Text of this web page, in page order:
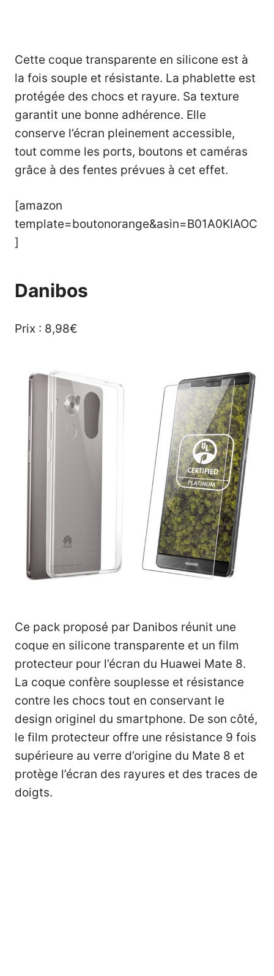
Cette coque transparente en silicone est à
la fois souple et résistante. La phablette est
protégée des chocs et rayure. Sa texture
garantit une bonne adhérence. Elle
conserve l’écran pleinement accessible,
tout comme les ports, boutons et caméras
grâce à des fentes prévues à cet effet.
[amazon
template=boutonorange&asin=B01A0KIAOC
]
Danibos
Prix : 8,98€
Ce pack proposé par Danibos réunit une
coque en silicone transparente et un film
protecteur pour l’écran du Huawei Mate 8.
La coque confère souplesse et résistance
contre les chocs tout en conservant le
design originel du smartphone. De son côté,
le film protecteur offre une résistance 9 fois
supérieure au verre d’origine du Mate 8 et
protège l’écran des rayures et des traces de
doigts.